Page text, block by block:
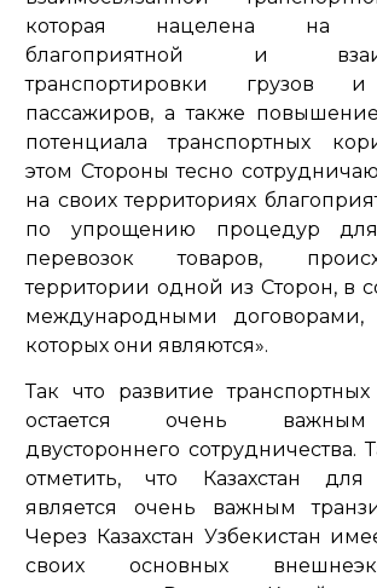
которая нацелена на
благоприятной и
транспортировки грузов
пассажиров, а также повышение
потенциала транспортных
этом Стороны тесно
на своих территориях
по упрощению процедур для
перевозок товаров,
территории одной из Сторон, в
международными договорами,
которых они являются».
Так что развитие транспортных
остается очень важным
двустороннего сотрудничества.
отметить, что Казахстан для
является очень важным
Через Казахстан Узбекистан
своих основных